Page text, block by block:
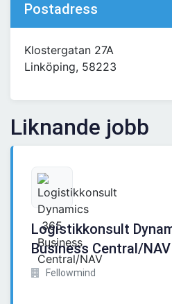
Postadress
Klostergatan 27A
Linköping, 58223
Liknande jobb
Logistikkonsult
Business Central/NAV
Fellowmind